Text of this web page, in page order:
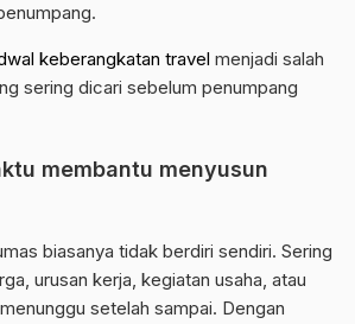
keberangkatan travel menjadi salah
sering dicari sebelum penumpang
membantu menyusun
biasanya tidak berdiri sendiri. Sering
urusan kerja, kegiatan usaha, atau
setelah sampai. Dengan